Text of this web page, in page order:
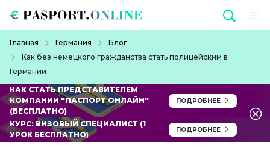
Главная Германия
Блог
Как без немецкого гражданства стать полицейским в
Германии
КАК СТАТЬ ПРЕДСТАВИТЕЛЕМ
КОМПАНИИ "ПАСПОРТ ОНЛАЙН"
(БЕСПЛАТНО)
ПОДРОБНЕЕ
КУРС: ВИЗОВЫЙ СПЕЦИАЛИСТ (1
УРОК БЕСПЛАТНО)
ПОДРОБНЕЕ